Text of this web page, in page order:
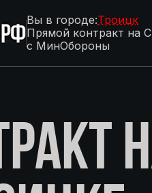
Вы в городе:Троицк
Прямой контракт на
с МинОбороны